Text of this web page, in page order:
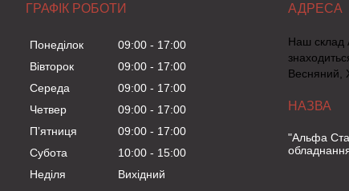
ГРАФІК РОБОТИ
Понеділок 09:00
17:00
Вівторок
09:00
17:00
Середа
09:00
17:00
Четвер
09:00
17:00
Пʼятниця
09:00
17:00
Субота
10:00
15:00
Неділя
Вихідний
Наш склад
Весняний,
"Альфа